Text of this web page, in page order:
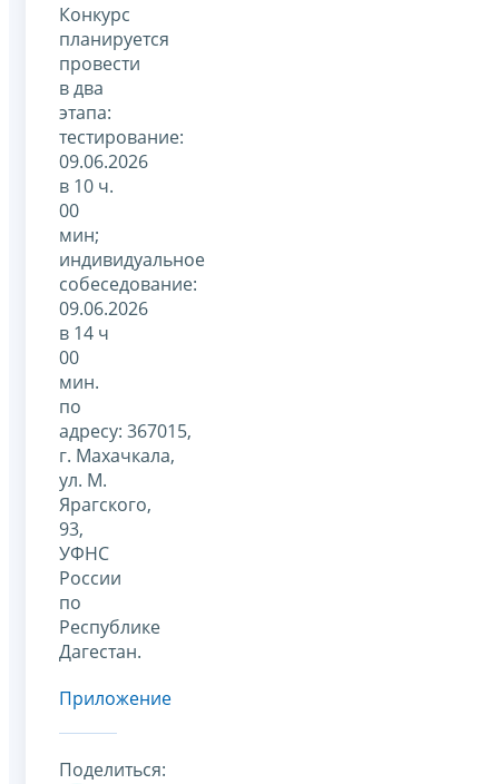
Конкурс
планируется
провести
в два
этапа:
тестирование:
09.06.2026
в 10 ч.
00
мин;
индивидуальное
собеседование:
09.06.2026
в 14 ч
00
мин.
по
адресу: 367015,
г. Махачкала,
ул. М.
Ярагского,
93,
УФНС
России
по
Республике
Дагестан.
Приложение
Поделиться: